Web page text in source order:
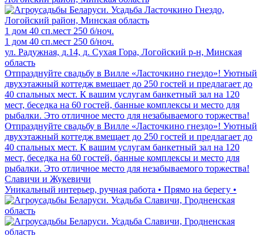
1 дом 40 сп.мест 250 б/ноч.
1 дом 40 сп.мест 250 б/ноч.
ул. Радужная, д.14, д. Сухая Гора, Логойский р-н, Минская
область
Отпразднуйте свадьбу в Вилле «Ласточкино гнездо»! Уютный
двухэтажный коттедж вмещает до 250 гостей и предлагает до
40 спальных мест. К вашим услугам банкетный зал на 120
мест, беседка на 60 гостей, банные комплексы и место для
рыбалки. Это отличное место для незабываемого торжества!
Отпразднуйте свадьбу в Вилле «Ласточкино гнездо»! Уютный
двухэтажный коттедж вмещает до 250 гостей и предлагает до
40 спальных мест. К вашим услугам банкетный зал на 120
мест, беседка на 60 гостей, банные комплексы и место для
рыбалки. Это отличное место для незабываемого торжества!
Славичи и Жукевичи
Уникальный интерьер, ручная работа • Прямо на берегу •